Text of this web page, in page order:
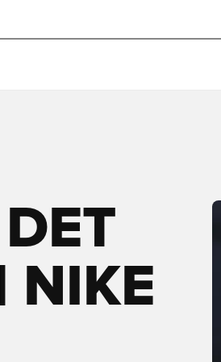
NIKE